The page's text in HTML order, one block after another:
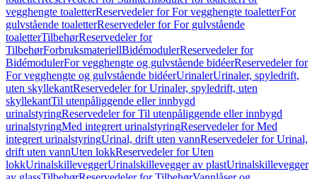
vegghengte toaletterReservedeler for For vegghengte toaletterFor
gulvstående toaletterReservedeler for For gulvstående
toaletterTilbehørReservedeler for
TilbehørForbruksmateriellBidémodulerReservedeler for
BidémodulerFor vegghengte og gulvstående bidéerReservedeler for
For vegghengte og gulvstående bidéerUrinalerUrinaler, spyledrift,
uten skyllekantReservedeler for Urinaler, spyledrift, uten
skyllekantTil utenpåliggende eller innbygd
urinalstyringReservedeler for Til utenpåliggende eller innbygd
urinalstyringMed integrert urinalstyringReservedeler for Med
integrert urinalstyringUrinal, drift uten vannReservedeler for Urinal,
drift uten vannUten lokkReservedeler for Uten
lokkUrinalskilleveggerUrinalskillevegger av plastUrinalskillevegger